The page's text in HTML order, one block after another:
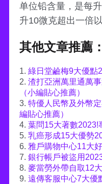
单位铅含量，是每
升10微克超出一倍以
其他文章推薦：
1. 綠日堂鹼梅9大優點
2. 渣打亞洲萬里通萬
（小編貼心推薦）
3. 特優人民幣及外幣
編貼心推薦）
4. 葉問15大著數2023!
5. 乳癌形成15大優勢
6. 雅戶購物中心11大
7. 銀行帳戶被盜用
8. 麥當勞外帶自取12
9. 遠傳客服中心7大優